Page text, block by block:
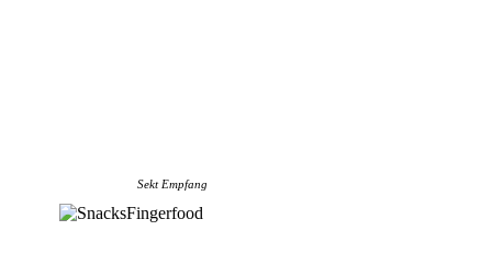
Sekt Empfang